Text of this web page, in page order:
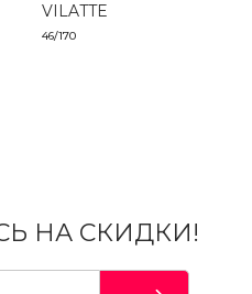
VILATTE
46/170
НА СКИДКИ!